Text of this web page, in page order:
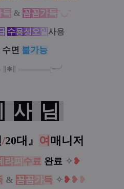
득 & 꼼꼼가득˘◡˘
수용성 오 일 사용
면 불가능
✱ ═══════|╾╯
사 님
/20대 』 여 매니저
라피 수료 완료 ✧ ❥
& 꼼꼼가득 ✧ ❥ ❥ ❥